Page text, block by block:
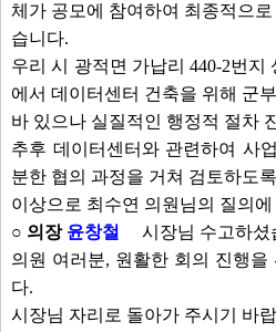
체가 공모에 참여하여 최종적으
습니다.
우리 시 광적면 가납리 440-2번지
에서 데이터센터 건축을 위해 군
바 있으나 실질적인 행정적 절차
추후 데이터센터와 관련하여 사
분한 협의 과정을 거쳐 검토하도
이상으로 최수연 의원님의 질의
○ 의장 윤창철
시장님 수고하셨
의원 여러분, 원활한 회의 진행을
다.
시장님 자리로 돌아가 주시기 바